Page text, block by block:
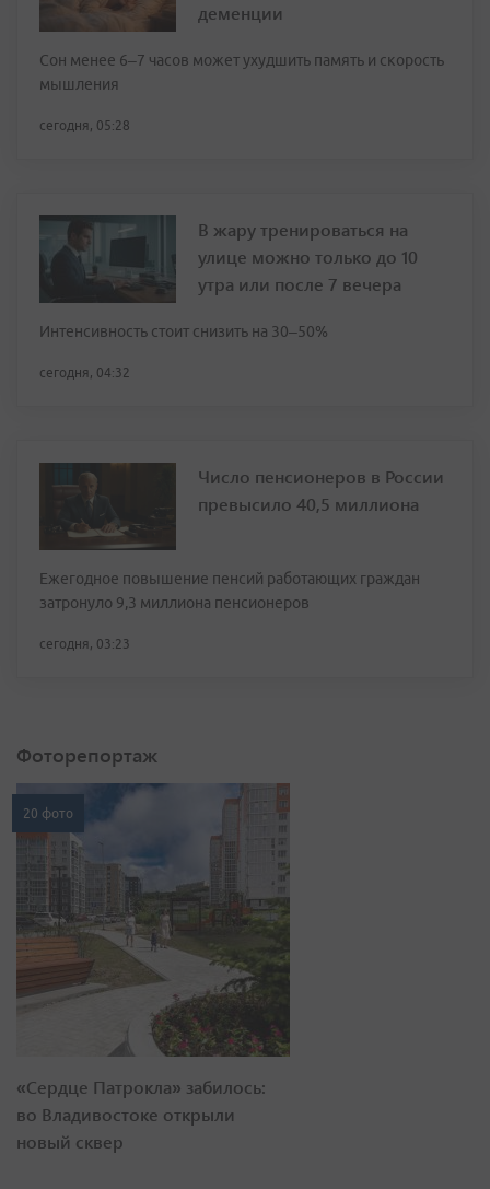
деменции
Сон менее 6–7 часов может ухудшить память и скорость
мышления
сегодня, 05:28
В жару тренироваться на
улице можно только до 10
утра или после 7 вечера
Интенсивность стоит снизить на 30–50%
сегодня, 04:32
Число пенсионеров в России
превысило 40,5 миллиона
Ежегодное повышение пенсий работающих граждан
затронуло 9,3 миллиона пенсионеров
сегодня, 03:23
Фоторепортаж
20 фото
«Сердце Патрокла» забилось:
во Владивостоке открыли
новый сквер